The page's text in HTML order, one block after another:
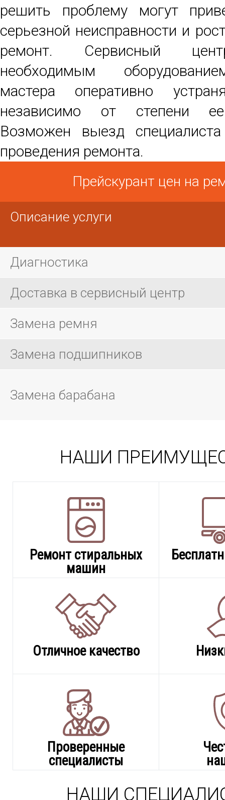
решить проблему могут
серьезной неисправности и
ремонт. Сервисный
необходимым
мастера оперативно
независимо от степени
Возможен выезд
проведения ремонта.
Прейскурант цен на
Описание услуги
Диагностика
Доставка в сервисный центр
Замена ремня
Замена подшипников
Замена барабана
НАШИ
Ремонт стиральных
машин
Отличное качество
Проверенные
специалисты
НАШИ